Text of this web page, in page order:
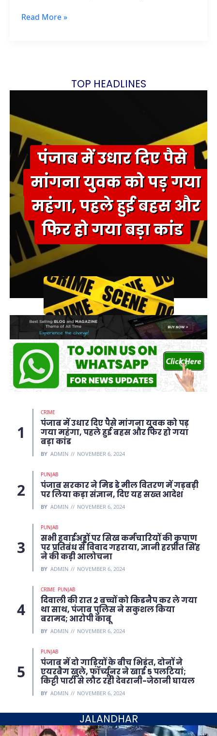
Read More »
TOP HEADLINES
पंजाब में उधार दिए पैसे
मांगना युवक को पड़ गया
महंगा, पहले हुई बहस और
फिर हो गया बड़ा कांड
CRIME
पंजाब में उधार दिए पैसे मांगना युवक को पड़
गया महंगा, पहले हुई बहस और फिर हो गया
बड़ा कांड
BY ADMIN NOVEMBER 6, 2024
PUNJAB
पंजाब सरकार ने मिड डे मील वितरण में गड़बड़ी
पर लिया कड़ा संज्ञान, दिए यह सख्त आदेश
BY ADMIN NOVEMBER 6, 2024
PUNJAB
सभी हवाईअड्डों पर सिख कर्मचारियों की कृपाण
पर प्रतिबंध से विवाद गहराया, ज्ञानी हरप्रीत सिंह
ने की कड़ी आलोचना
BY ADMIN NOVEMBER 6, 2024
CRIME PUNJAB
दिवाली की रात 2 बच्चों को किडनैप कर ले गया
था साथ, पंजाब पुलिस ने सकुशल किया
बरामद; आरोपी काबू
BY ADMIN NOVEMBER 6, 2024
PUNJAB
पंजाब में दो गाड़ियों के बीच भिड़ंत, दोनों ने
एयरबैग खुले, फॉर्च्यूनर ने खाई 5 पलटियां;
किट्टी पार्टी से लौट रही देवरानी-जेठानी घायल
BY ADMIN NOVEMBER 6, 2024
JALANDHAR